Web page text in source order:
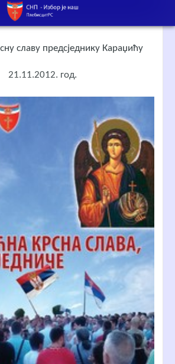
славу предсједнику Караџићу
21.11.2012. год.